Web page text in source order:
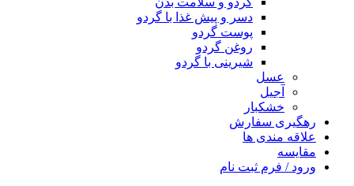
دسر و پیش غذا با گردو
پوست گردو
روغن گردو
شیرینی با گردو
عسل
آجیل
خشکبار
رهگیری سفارش
علاقه مندی ها
مقایسه
ورود / فرم ثبت نام